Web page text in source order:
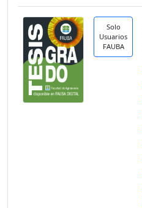
Solo
Usuarios
FAUBA